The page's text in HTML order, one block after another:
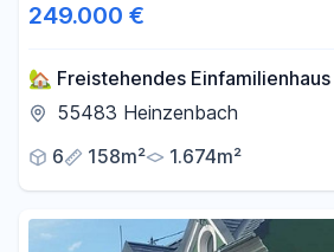
249.000 €
🏡 Freistehendes
Scheune auf 1.674 m² Grundstück
55483 Heinzenbach
6
158m² 1.674m²